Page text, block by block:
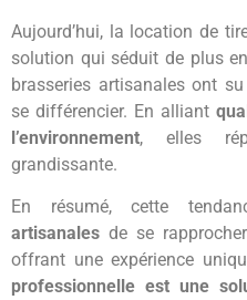
Aujourd’hui, la location de
solution qui séduit de plus
brasseries artisanales ont
se différencier. En alliant
l’environnement, elles
grandissante.
En résumé, cette
artisanales de se
offrant une expérience
professionnelle est une